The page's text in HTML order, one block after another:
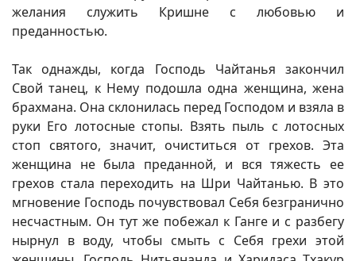
желания служить Кришне с любовью и
преданностью.
Так однажды, когда Господь Чайтанья закончил
Свой танец, к Нему подошла одна женщина, жена
брахмана. Она склонилась перед Господом и взяла в
руки Его лотосные стопы. Взять пыль с лотосных
стоп святого, значит, очиститься от грехов. Эта
женщина не была преданной, и вся тяжесть ее
грехов стала переходить на Шри Чайтанью. В это
мгновение Господь почувствовал Себя безгранично
несчастным. Он тут же побежал к Ганге и с разбегу
нырнул в воду, чтобы смыть с Себя грехи этой